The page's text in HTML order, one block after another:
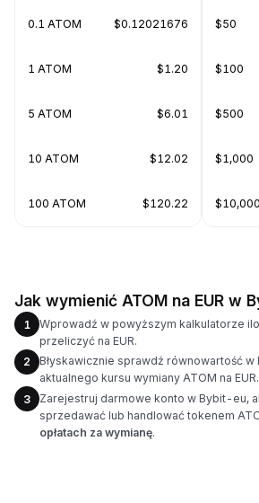
0.1 ATOM $0.12021676
1 ATOM $1.20
5 ATOM $6.01
10 ATOM $12.02
100 ATOM $120.22
$50
$100
$500
$1,000
$10,000
Jak wymienić ATOM na EUR w
1
Wprowadź w powyższym kalkulatorze
przeliczyć na EUR.
2
Błyskawicznie sprawdź równowartość w
aktualnego kursu wymiany ATOM na EUR.
3
Zarejestruj darmowe konto w Bybit-eu,
sprzedawać lub handlować tokenem
opłatach za wymianę.